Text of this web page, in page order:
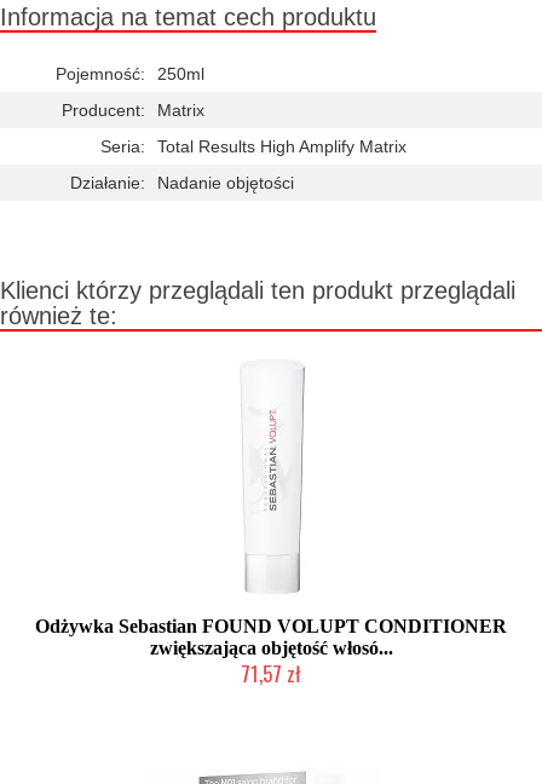
Informacja na temat cech produktu
Pojemność:
250ml
Producent:
Matrix
Seria:
Total Results High Amplify Matrix
Działanie:
Nadanie objętości
Klienci którzy przeglądali ten produkt przeglądali
również te:
Odżywka Sebastian FOUND VOLUPT CONDITIONER
zwiększająca objętość włosó...
71,57 zł